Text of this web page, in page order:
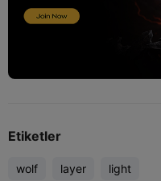
Etiketler
wolf layer light